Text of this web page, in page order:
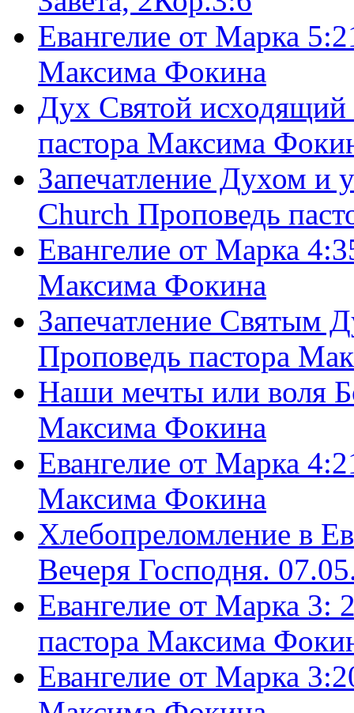
Евангелие от Марка
Максима Фокина
Дух Святой
пастора Максима
Запечатление Духом и
Church Проповедь
Евангелие от Марка
Максима Фокина
Запечатление Святым
Проповедь пастора
Наши мечты или воля
Максима Фокина
Евангелие от Марка
Максима Фокина
Хлебопреломление в
Вечеря Господня.
Евангелие от Марка 3:
пастора Максима
Евангелие от Марка